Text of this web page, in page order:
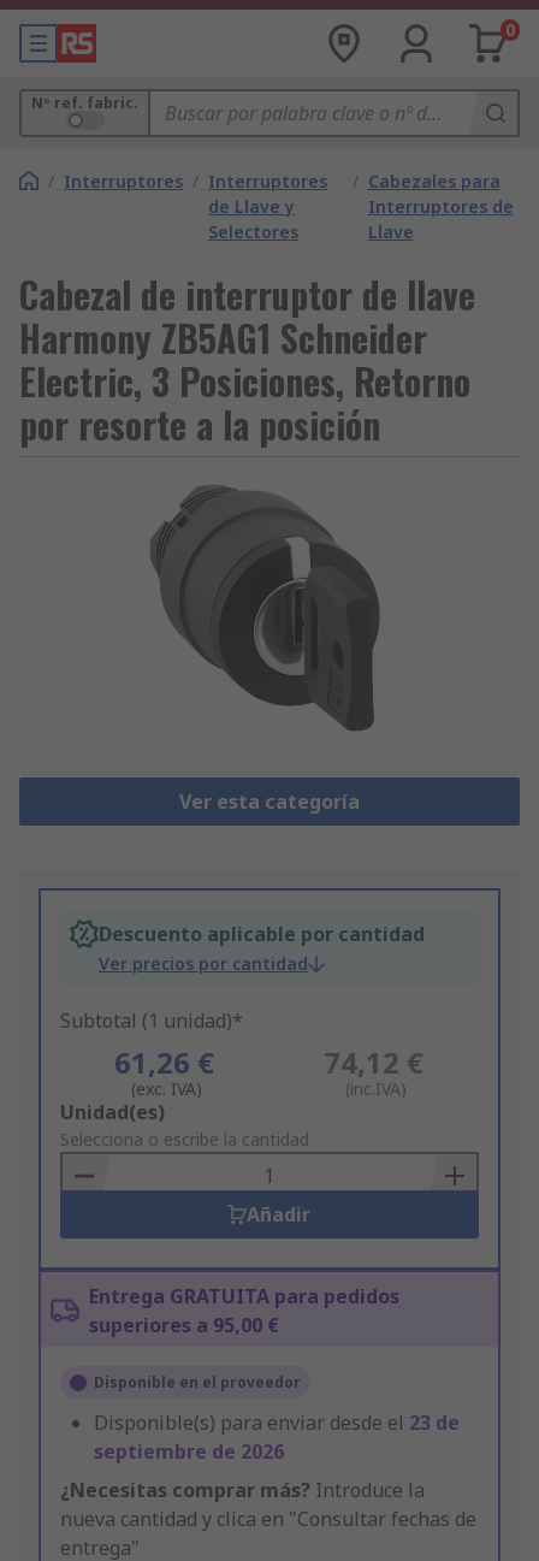
0
Nº ref. fabric.
/ Interruptores / Interruptores
de Llave y
Selectores
/ Cabezales para
Interruptores de
Llave
Cabezal de interruptor de llave
Harmony ZB5AG1 Schneider
Electric, 3 Posiciones, Retorno
por resorte a la posición
Ver esta categoría
Descuento aplicable por cantidad
Ver precios por cantidad
Subtotal (1 unidad)*
61,26 €
(exc. IVA)
74,12 €
(inc.IVA)
Add
to
Basket
Unidad(es)
Selecciona o escribe la cantidad
Añadir
Entrega GRATUITA para pedidos
superiores a 95,00 €
Disponible en el proveedor
Disponible(s) para enviar desde el 23 de
septiembre de 2026
¿Necesitas comprar más? Introduce la
nueva cantidad y clica en "Consultar fechas de
entrega"